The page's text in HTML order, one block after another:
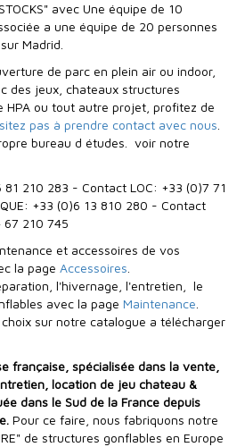
avec Une équipe de 10
a une équipe de 20 personnes
Madrid.
de parc en plein air ou indoor,
des jeux, chateaux structures
HPA ou tout autre projet, profitez de
pas à prendre contact avec nous
bureau d études. voir notre
81 210 283 - Contact LOC: +33 (0)7 71
+33 (0)6 13 810 280 - Contact
67 210 745
et accessoires de vos
la page Accessoires
l'entretien, le
avec la page Maintenance
catalogue a télécharger
française, spécialisée dans la vente,
location de jeu chateau &
dans le Sud de la France depuis
Pour ce faire, nous fabriquons notre
de structures gonflables en Europe